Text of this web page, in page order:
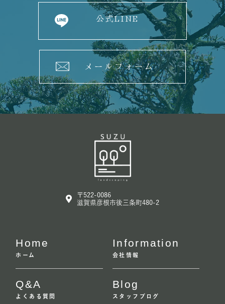
公式LINE
メールフォーム
〒522-0086
滋賀県彦根市後三条町480-2
Home
ホーム
Q&A
よくある質問
Information
会社情報
Blog
スタッフブログ